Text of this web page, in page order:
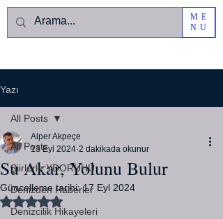
ME
NU
Yazı
All Posts
Şiirlerle YDORUHU
Denizden Haberler
Denizcilik Hikayeleri
All Posts
Su Akar, Yolunu Bulur
Alper Akpeçe
13 Eyl 2024 2 dakikada okunur
Güncelleme tarihi:17 Eyl 2024
5 üzerinden NaN yıldız